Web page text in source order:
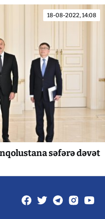
18-08-2022, 14:08
səfərə dəvət